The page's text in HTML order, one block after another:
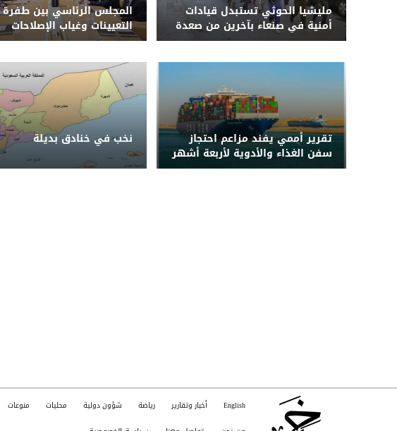
مليشيا الحوثي تستبدل قيادات
أمنية في صنعاء بآخرين من صعدة
وحجة وترسل ضباطاً إلى دورات
المجلس الرئاسي بين طفرة
التعيينات وغياب الإصلاحات
تقرير أممي يفند مزاعم احتجاز
سفن الغذاء والأدوية لأربعة أشهر
قبل دخول اليمن
نخب في خنادق بديلة
English أخبار وتقارير رياضة شؤون دولية محليات منوعات